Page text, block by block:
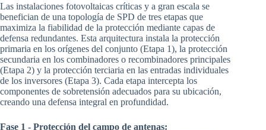
Las instalaciones fotovoltaicas críticas y a gran escala se
benefician de una topología de SPD de tres etapas que
maximiza la fiabilidad de la protección mediante capas de
defensa redundantes. Esta arquitectura instala la protección
primaria en los orígenes del conjunto (Etapa 1), la protección
secundaria en los combinadores o recombinadores principales
(Etapa 2) y la protección terciaria en las entradas individuales
de los inversores (Etapa 3). Cada etapa intercepta los
componentes de sobretensión adecuados para su ubicación,
creando una defensa integral en profundidad.
Fase 1 - Protección del campo de antenas: